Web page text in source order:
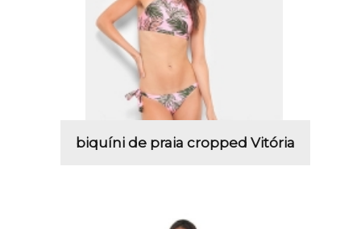
biquíni de praia cropped Vitória